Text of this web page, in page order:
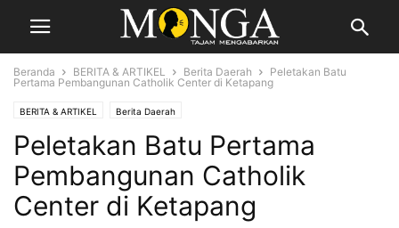
Beranda BERITA & ARTIKEL Berita Daerah
Peletakan Batu
Pertama Pembangunan Catholik Center di Ketapang
BERITA & ARTIKEL Berita Daerah
Peletakan Batu Pertama
Pembangunan Catholik
Center di Ketapang